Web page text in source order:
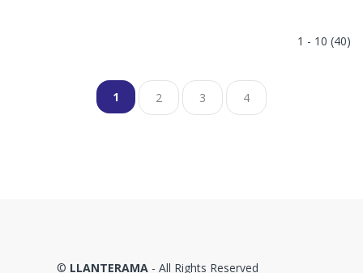
1 - 10 (40)
1 2 3 4
© LLANTERAMA - All Rights Reserved